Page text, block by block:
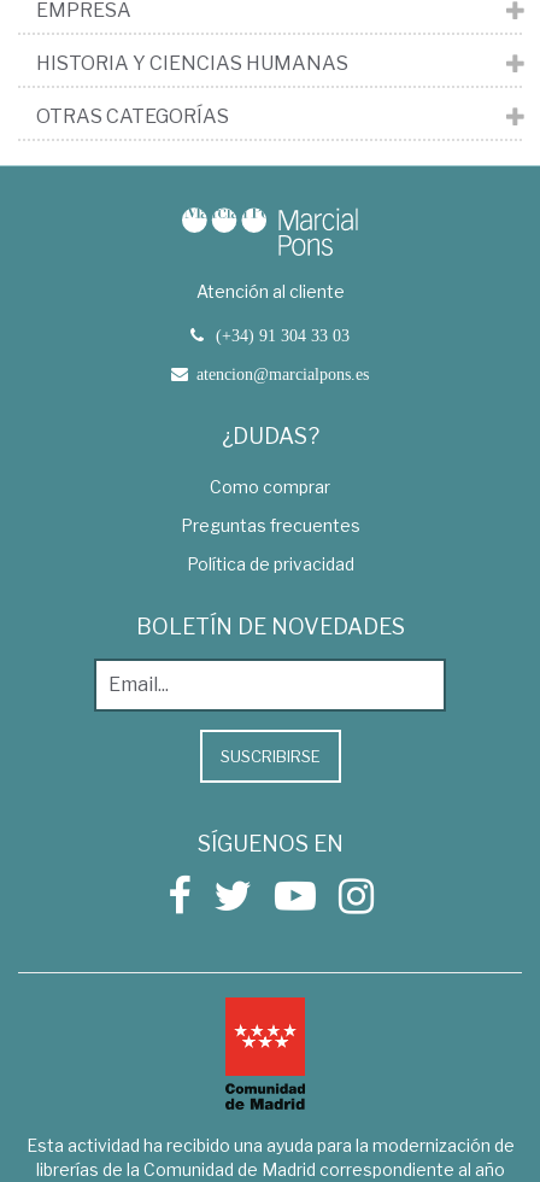
EMPRESA
HISTORIA Y CIENCIAS HUMANAS
OTRAS CATEGORÍAS
Atención al cliente
(+34) 91 304 33 03
atencion@marcialpons.es
¿DUDAS?
Como comprar
Preguntas frecuentes
Política de privacidad
BOLETÍN DE NOVEDADES
SUSCRIBIRSE
SÍGUENOS EN
Esta actividad ha recibido una ayuda para la modernización de
librerías de la Comunidad de Madrid correspondiente al año